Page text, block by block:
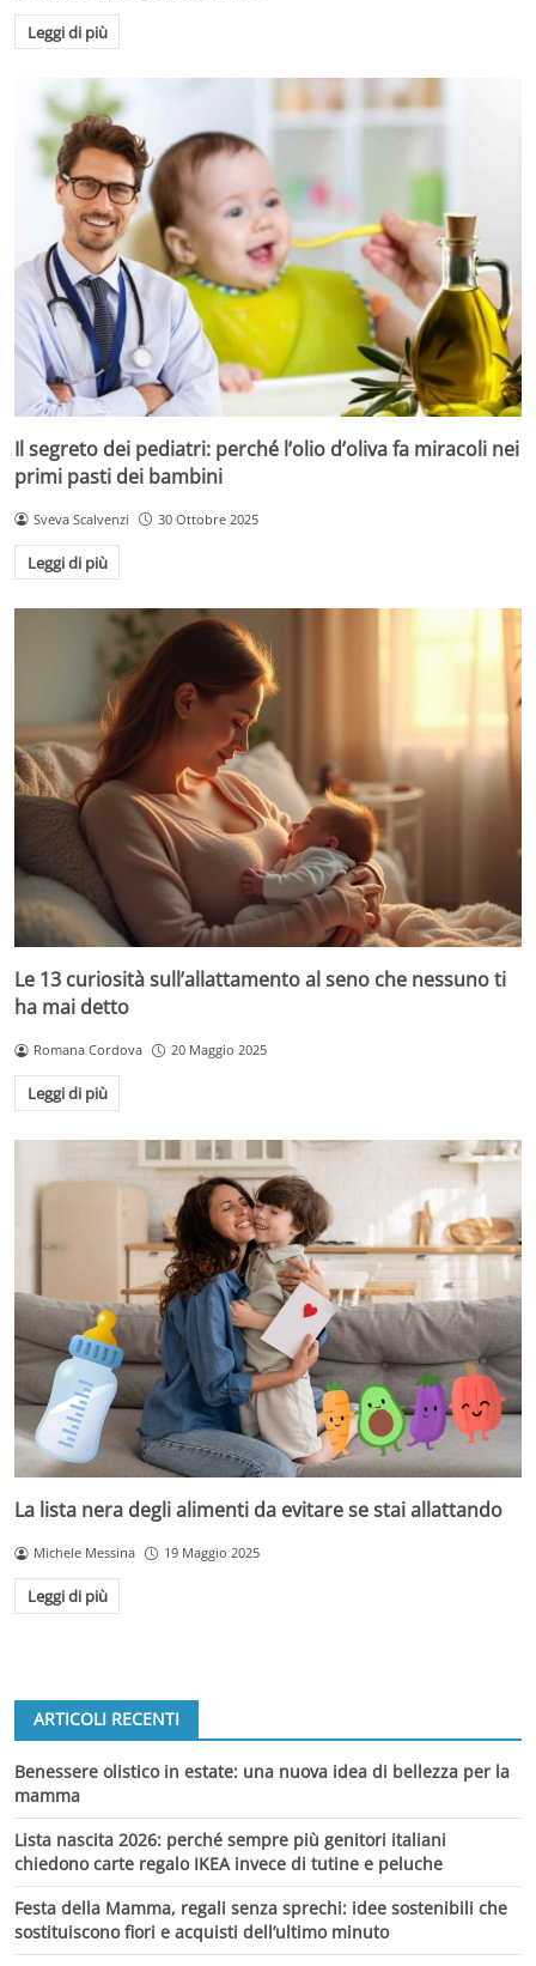
Leggi di più
Il segreto dei pediatri: perché l’olio d’oliva fa miracoli nei
primi pasti dei bambini
Sveva Scalvenzi 30 Ottobre 2025
Leggi di più
Le 13 curiosità sull’allattamento al seno che nessuno ti
ha mai detto
Romana Cordova 20 Maggio 2025
Leggi di più
La lista nera degli alimenti da evitare se stai allattando
Michele Messina 19 Maggio 2025
Leggi di più
ARTICOLI RECENTI
Benessere olistico in estate: una nuova idea di bellezza per la
mamma
Lista nascita 2026: perché sempre più genitori italiani
chiedono carte regalo IKEA invece di tutine e peluche
Festa della Mamma, regali senza sprechi: idee sostenibili che
sostituiscono fiori e acquisti dell’ultimo minuto